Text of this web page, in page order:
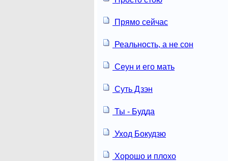
Прямо сейчас
Реальность, а не сон
Сеун и его мать
Суть Дзэн
Ты - Будда
Уход Бокудзю
Хорошо и плохо